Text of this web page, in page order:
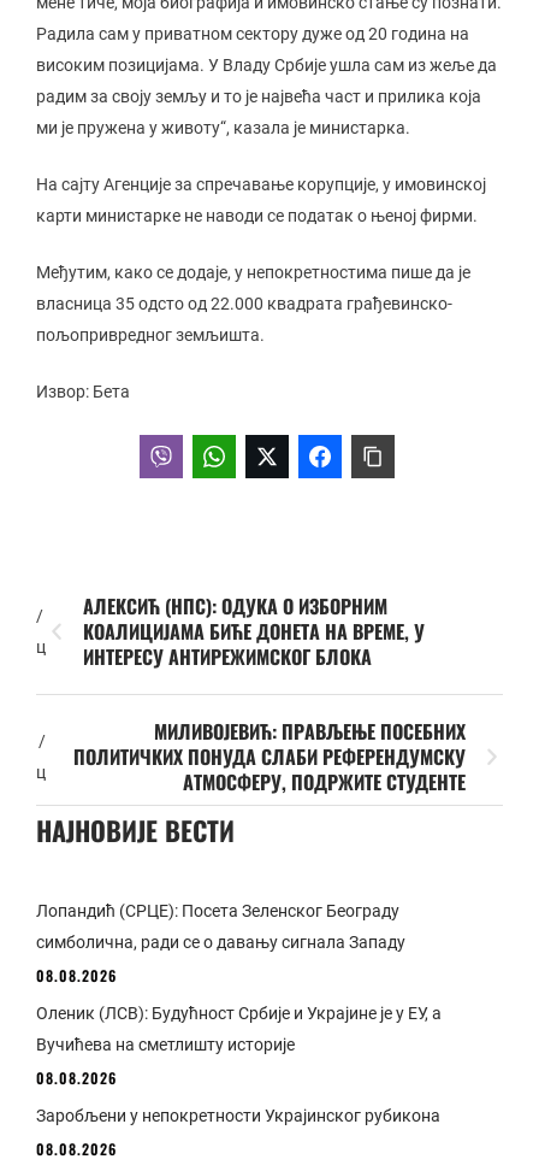
Радила сам у приватном сектору дуже од 20 година на
високим позицијама. У Владу Србије ушла сам из жеље да
радим за своју земљу и то је највећа част и прилика која
ми је пружена у животу“, казала је министарка.
На сајту Агенције за спречавање корупције, у имовинској
карти министарке не наводи се податак о њеној фирми.
Међутим, како се додаје, у непокретностима пише да је
власница 35 одсто од 22.000 квадрата грађевинско-
пољопривредног земљишта.
Извор: Бета
/
ц
АЛЕКСИЋ (НПС): ОДУКА О ИЗБОРНИМ
КОАЛИЦИЈАМА БИЋЕ ДОНЕТА НА ВРЕМЕ, У
ИНТЕРЕСУ АНТИРЕЖИМСКОГ БЛОКА
/
ц
МИЛИВОЈЕВИЋ: ПРАВЉЕЊЕ ПОСЕБНИХ
ПОЛИТИЧКИХ ПОНУДА СЛАБИ РЕФЕРЕНДУМСКУ
АТМОСФЕРУ, ПОДРЖИТЕ СТУДЕНТЕ
НАЈНОВИЈЕ ВЕСТИ
Лопандић (СРЦЕ): Посета Зеленског Београду
симболична, ради се о давању сигнала Западу
08.08.2026
Оленик (ЛСВ): Будућност Србије и Украјине је у ЕУ, а
Вучићева на сметлишту историје
08.08.2026
Заробљени у непокретности Украјинског рубикона
08.08.2026